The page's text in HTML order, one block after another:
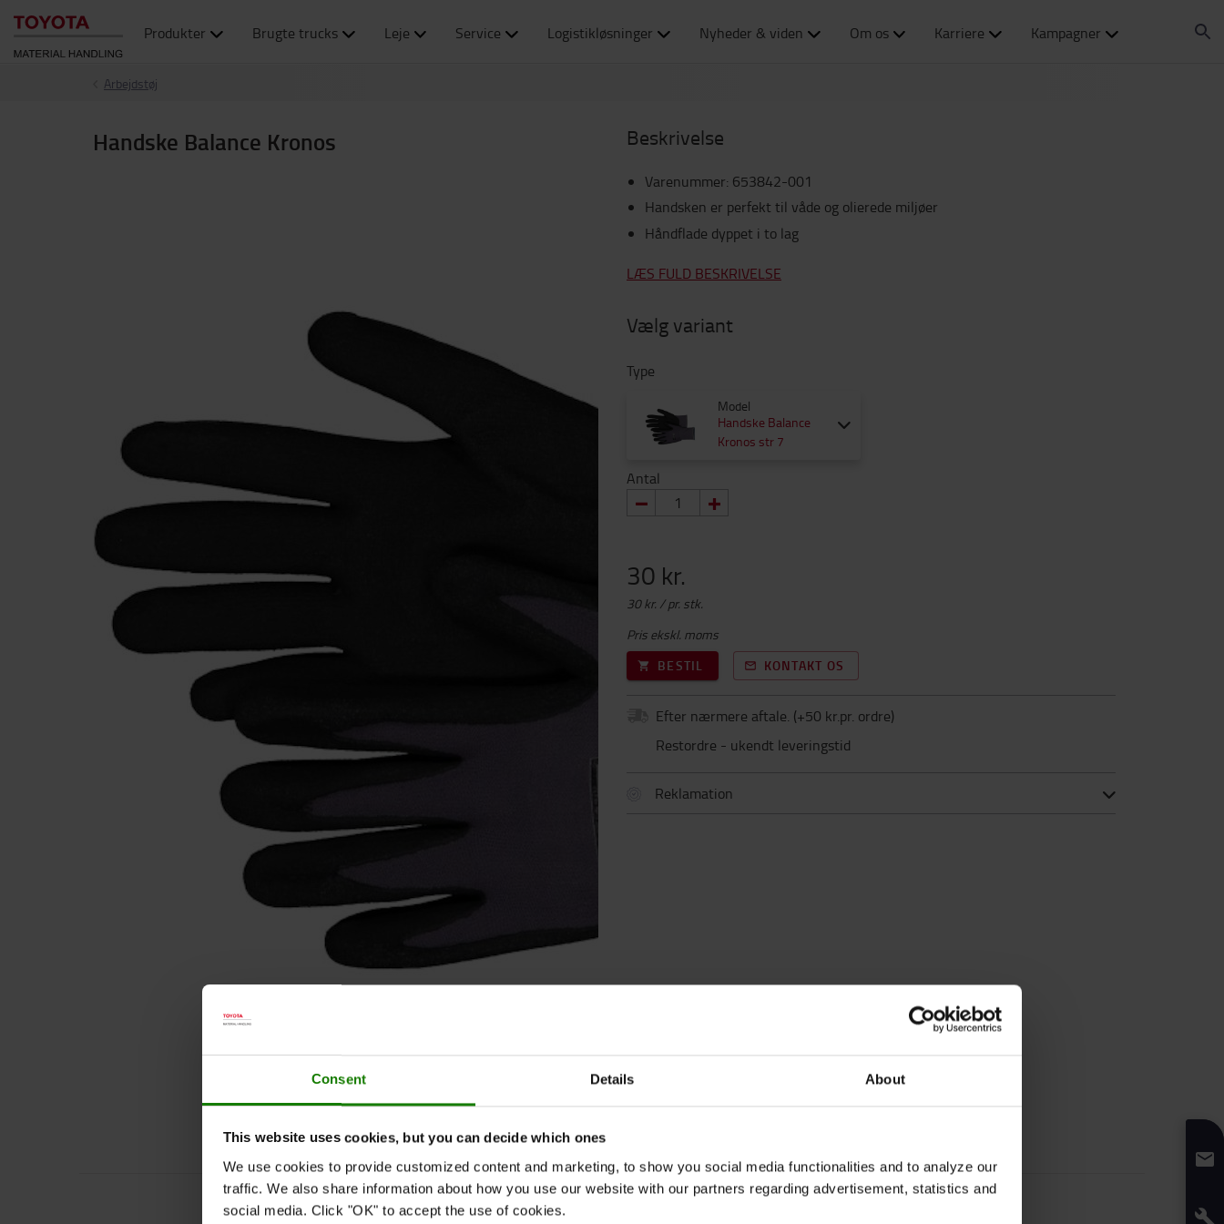
Consent Details About
This website uses cookies, but you can decide which ones
We use cookies to provide customized content and marketing, to show you social media functionalities and to analyze our
traffic. We also share information about how you use our website with our partners regarding advertisement, statistics and
social media. Click "OK" to accept the use of cookies.
Produkter Brugte trucks Leje Service Logistikløsninger Nyheder & viden Om os Karriere Kampagner
Arbejdstøj
Handske Balance Kronos Beskrivelse
Varenummer: 653842-001
Handsken er perfekt til våde og olierede miljøer
Håndflade dyppet i to lag
LÆS FULD BESKRIVELSE
Vælg variant
Type
Model
Handske Balance
Kronos str 7
Antal
30 kr.
30 kr. / pr. stk.
Pris ekskl. moms
BESTIL
KONTAKT OS
Efter nærmere aftale. (+50 kr.pr. ordre)
Restordre - ukendt leveringstid
Reklamation
SPECIFIKATION POPULÆRT TILBEHØR KONTAKT OS